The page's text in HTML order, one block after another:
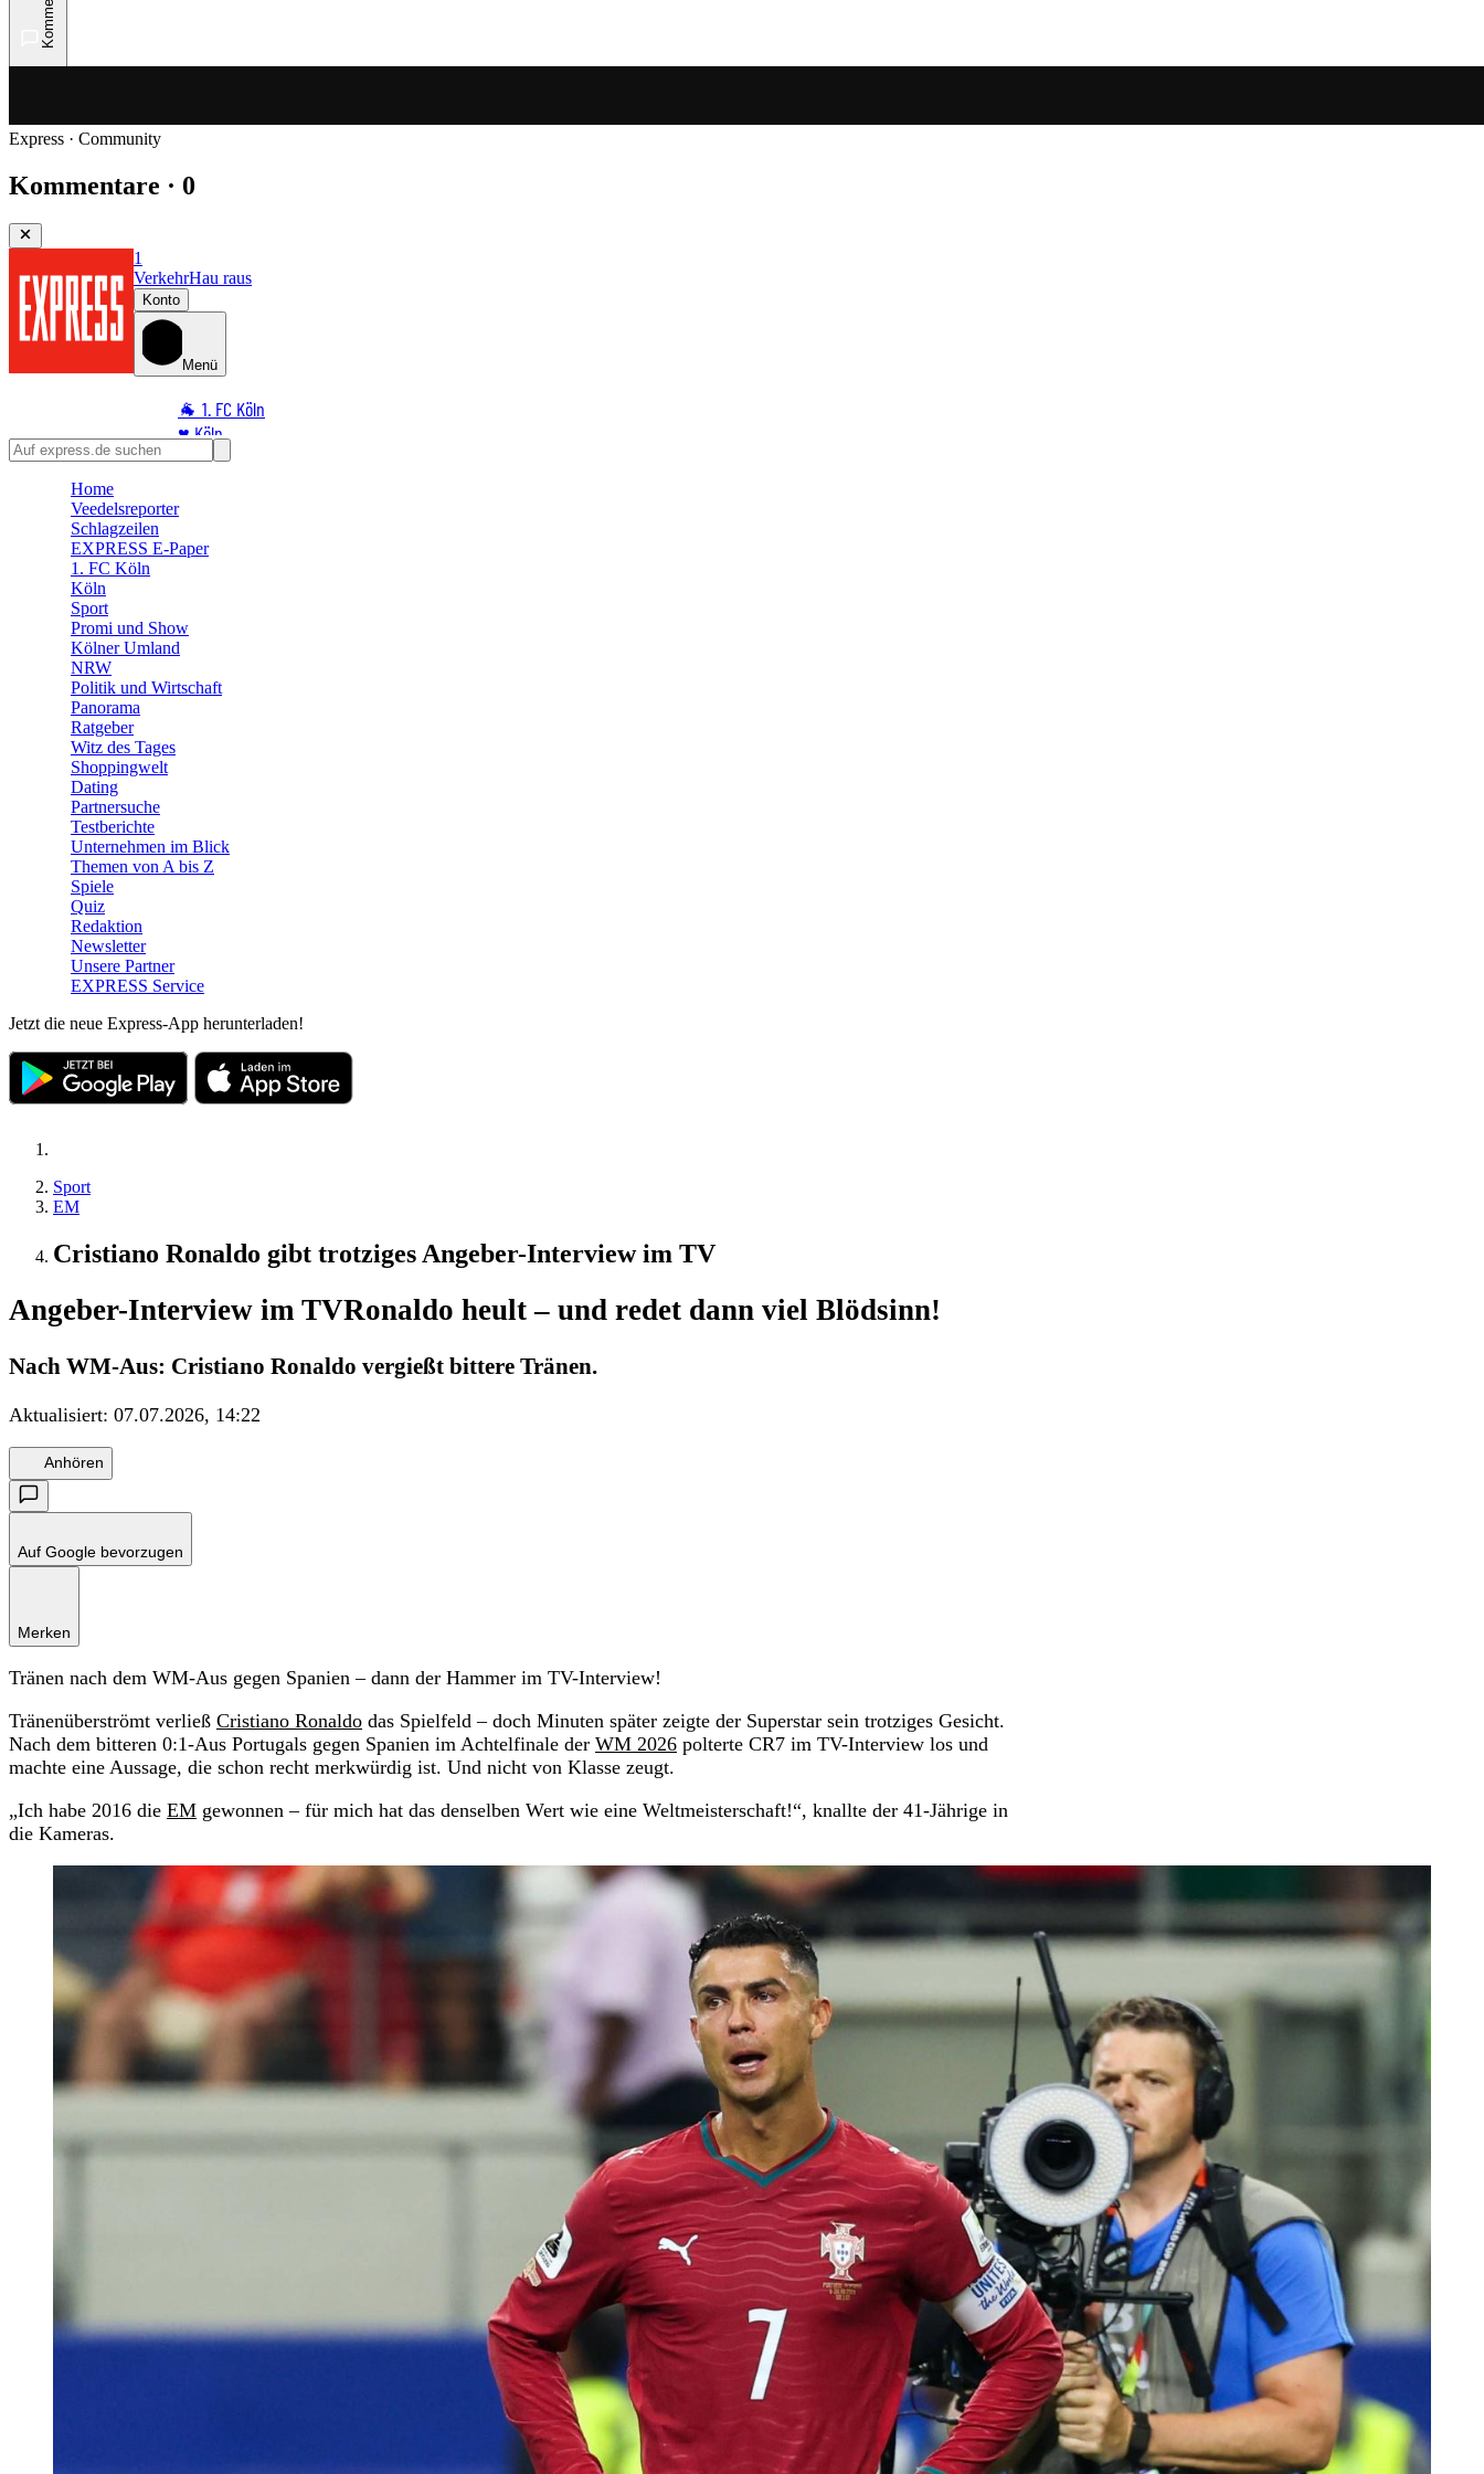
Express · Community
Kommentare · 0
1
VerkehrHau raus
Konto
Menü
🐐 1. FC Köln
♥️ Köln
⭐ Promi
🛒 Shoppingwelt
🧩 Spiele
Home
Veedelsreporter
Schlagzeilen
EXPRESS E-Paper
1. FC Köln
Köln
Sport
Promi und Show
Kölner Umland
NRW
Politik und Wirtschaft
Panorama
Ratgeber
Witz des Tages
Shoppingwelt
Dating
Partnersuche
Testberichte
Unternehmen im Blick
Themen von A bis Z
Spiele
Quiz
Redaktion
Newsletter
Unsere Partner
EXPRESS Service
Jetzt die neue Express-App herunterladen!
Sport
EM
Cristiano Ronaldo gibt trotziges Angeber-Interview im TV
Angeber-Interview im TVRonaldo heult – und redet dann viel Blödsinn!
Nach WM-Aus: Cristiano Ronaldo vergießt bittere Tränen.
Aktualisiert: 07.07.2026, 14:22
Anhören
Auf Google bevorzugen
Merken
Tränen nach dem WM-Aus gegen Spanien – dann der Hammer im TV-Interview!
Tränenüberströmt verließ Cristiano Ronaldo das Spielfeld – doch Minuten später zeigte der Superstar sein trotziges Gesicht.
Nach dem bitteren 0:1-Aus Portugals gegen Spanien im Achtelfinale der WM 2026 polterte CR7 im TV-Interview los und
machte eine Aussage, die schon recht merkwürdig ist. Und nicht von Klasse zeugt.
„Ich habe 2016 die EM gewonnen – für mich hat das denselben Wert wie eine Weltmeisterschaft!“, knallte der 41-Jährige in
die Kameras.